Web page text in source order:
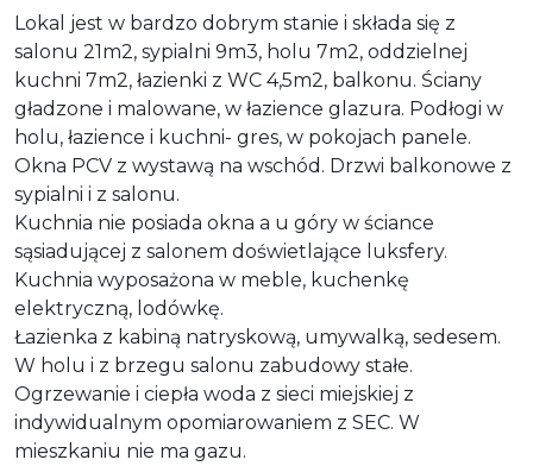
Lokal jest w bardzo dobrym stanie i składa się z
salonu 21m2, sypialni 9m3, holu 7m2, oddzielnej
kuchni 7m2, łazienki z WC 4,5m2, balkonu. Ściany
gładzone i malowane, w łazience glazura. Podłogi w
holu, łazience i kuchni- gres, w pokojach panele.
Okna PCV z wystawą na wschód. Drzwi balkonowe z
sypialni i z salonu.
Kuchnia nie posiada okna a u góry w ściance
sąsiadującej z salonem doświetlające luksfery.
Kuchnia wyposażona w meble, kuchenkę
elektryczną, lodówkę.
Łazienka z kabiną natryskową, umywalką, sedesem.
W holu i z brzegu salonu zabudowy stałe.
Ogrzewanie i ciepła woda z sieci miejskiej z
indywidualnym opomiarowaniem z SEC. W
mieszkaniu nie ma gazu.